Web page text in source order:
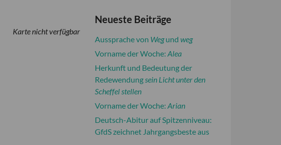
Karte nicht verfügbar
Neueste Beiträge
Aussprache von Wegund weg
Vorname der Woche: Alea
Herkunft und Bedeutung der
Redewendungsein Licht unter den
Scheffel stellen
Vorname der Woche: Arian
Deutsch-Abitur auf Spitzenniveau:
GfdS zeichnet Jahrgangsbeste aus